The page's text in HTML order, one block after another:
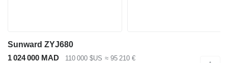
Sunward ZYJ680
1 024 000 MAD
110 000 $US ≈ 95 210 €